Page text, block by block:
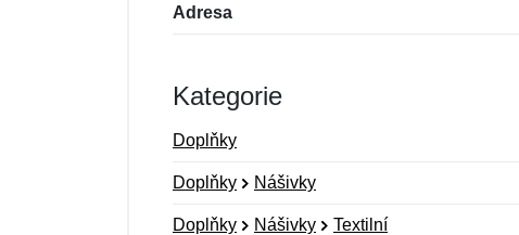
Adresa
Kategorie
Doplňky
Doplňky Nášivky
Doplňky Nášivky Textilní